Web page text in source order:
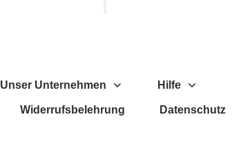
Unser Unternehmen Hilfe
Widerrufsbelehrung Datenschutz